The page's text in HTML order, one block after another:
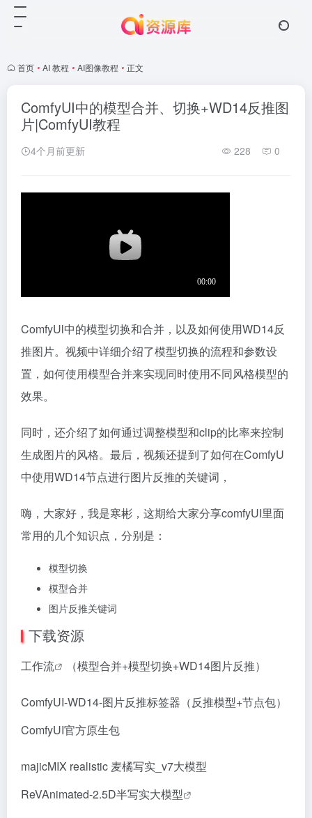
首页 • AI 教程 • AI图像教程 • 正文
ComfyUI中的模型合并、切换+WD14反推图
片|ComfyUI教程
4个月前更新 228 0
ComfyUl中的模型切换和合并，以及如何使用WD14反
推图片。视频中详细介绍了模型切换的流程和参数设
置，如何使用模型合并来实现同时使用不同风格模型的
效果。
同时，还介绍了如何通过调整模型和clip的比率来控制
生成图片的风格。最后，视频还提到了如何在ComfyU
中使用WD14节点进行图片反推的关键词，
嗨，大家好，我是寒彬，这期给大家分享comfyUI里面
常用的几个知识点，分别是：
模型切换
模型合并
图片反推关键词
下载资源
工作流 （模型合并+模型切换+WD14图片反推）
ComfyUI-WD14-图片反推标签器 （反推模型+节点包）
ComfyUI官方原生包
majicMIX realistic 麦橘写实_v7大模型
ReVAnimated-2.5D半写实大模型